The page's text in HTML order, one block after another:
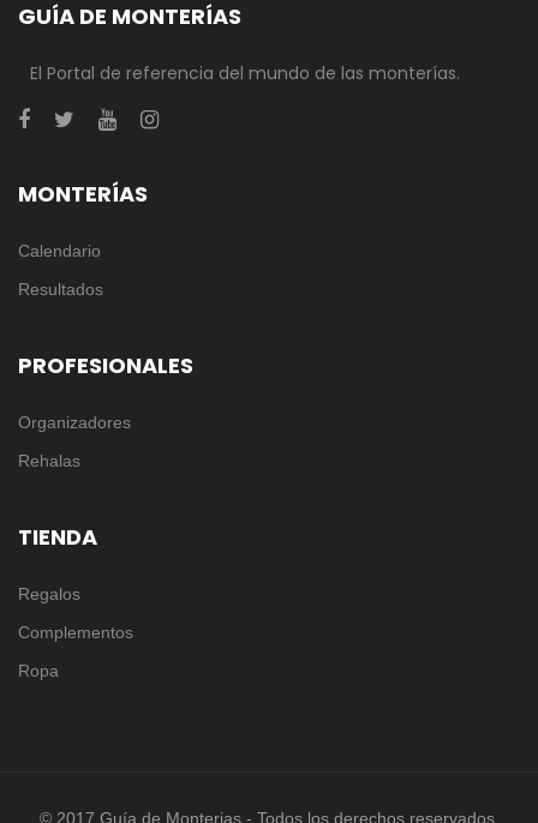
GUÍA DE MONTERÍAS
El Portal de referencia del mundo de las monterías.
MONTERÍAS
Calendario
Resultados
PROFESIONALES
Organizadores
Rehalas
TIENDA
Regalos
Complementos
Ropa
© 2017 Guía de Monterias - Todos los derechos reservados.